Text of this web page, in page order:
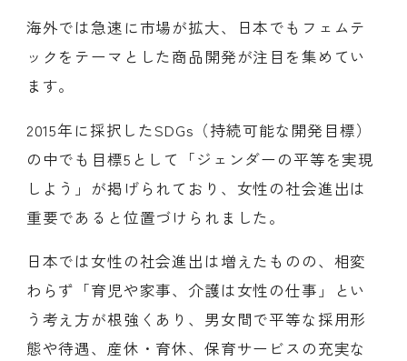
海外では急速に市場が拡大、日本でもフェムテ
ックをテーマとした商品開発が注目を集めてい
ます。
2015年に採択したSDGs（持続可能な開発目標）
の中でも目標5として「ジェンダーの平等を実現
しよう」が掲げられており、女性の社会進出は
重要であると位置づけられました。
日本では女性の社会進出は増えたものの、相変
わらず「育児や家事、介護は女性の仕事」とい
う考え方が根強くあり、男女間で平等な採用形
態や待遇、産休・育休、保育サービスの充実な